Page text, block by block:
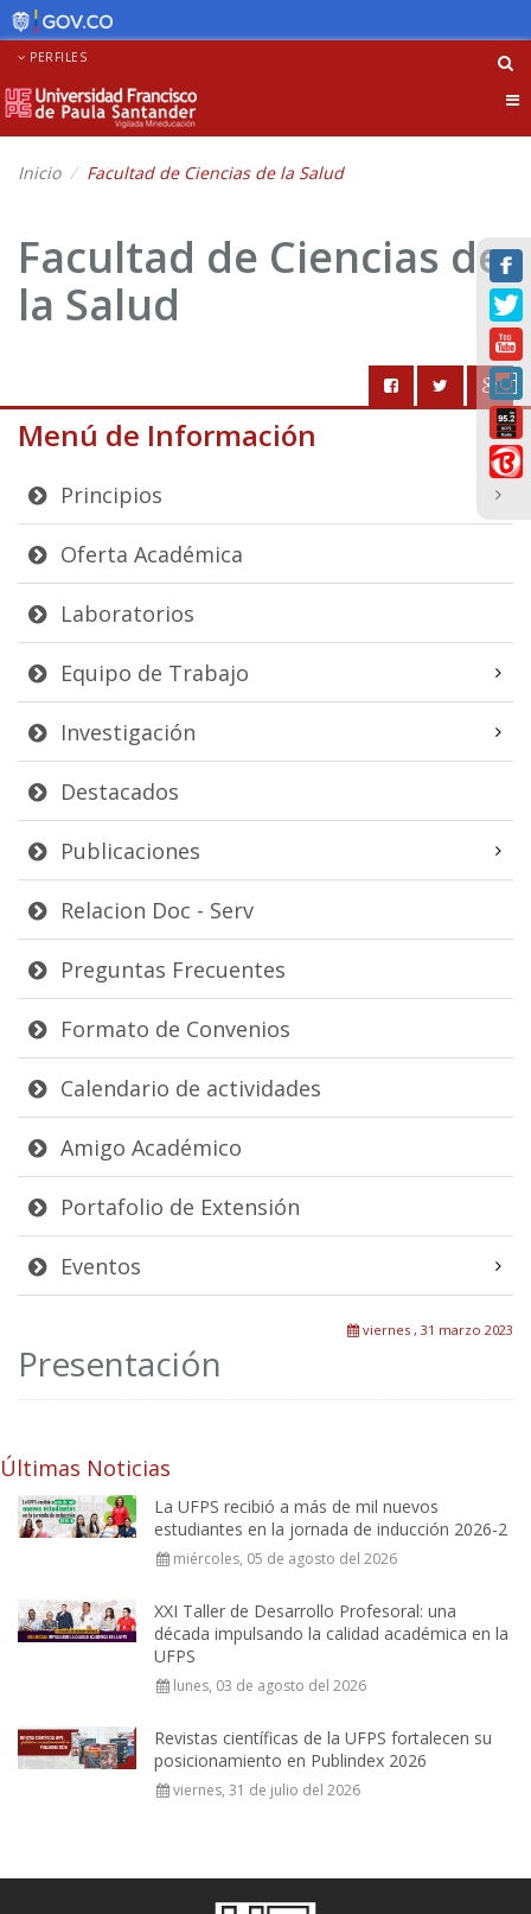
PERFILES
Inicio Facultad de Ciencias de la Salud
Facultad de Ciencias de
la Salud
Menú de Información
Principios
Oferta Académica
Laboratorios
Equipo de Trabajo
Investigación
Destacados
Publicaciones
Relacion Doc - Serv
Preguntas Frecuentes
Formato de Convenios
Calendario de actividades
Amigo Académico
Portafolio de Extensión
Eventos
viernes , 31 marzo 2023
Presentación
Últimas Noticias
La UFPS recibió a más de mil nuevos
estudiantes en la jornada de inducción 2026-2
miércoles, 05 de agosto del 2026
XXI Taller de Desarrollo Profesoral: una
década impulsando la calidad académica en la
UFPS
lunes, 03 de agosto del 2026
Revistas científicas de la UFPS fortalecen su
posicionamiento en Publindex 2026
viernes, 31 de julio del 2026